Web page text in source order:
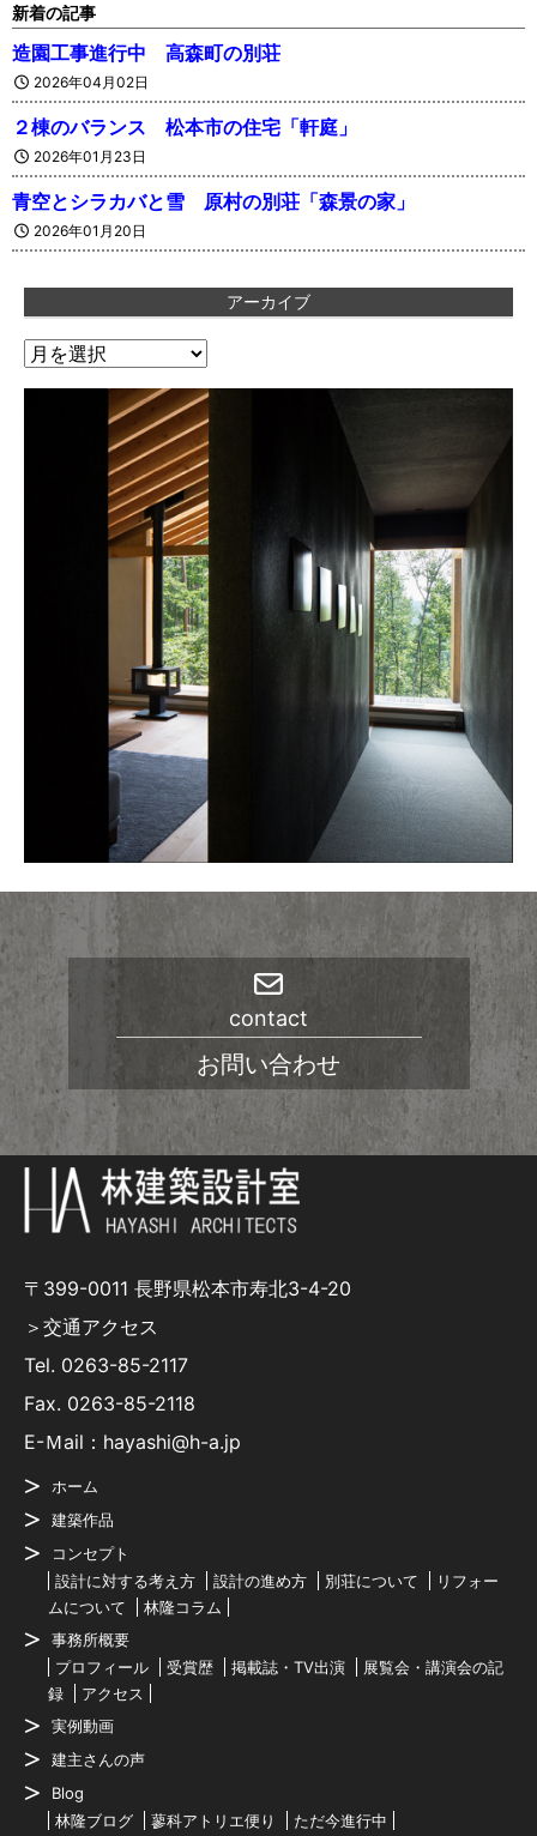
新着の記事
造園工事進行中 高森町の別荘
2026年04月02日
２棟のバランス 松本市の住宅「軒庭」
2026年01月23日
青空とシラカバと雪 原村の別荘「森景の家」
2026年01月20日
アーカイブ
ア
contact
お問い合わせ
〒399-0011 長野県松本市寿北3-4-20
＞交通アクセス
Tel. 0263-85-2117
Fax. 0263-85-2118
E-Ｍail：hayashi@h-a.jp
ホーム
建築作品
コンセプト
設計に対する考え方
設計の進め方 別荘について
リフォー
ムについて
林隆コラム
事務所概要
プロフィール
受賞歴 掲載誌・TV出演
展覧会・講演会の記
録
アクセス
実例動画
建主さんの声
Blog
林隆ブログ
蓼科アトリエ便り ただ今進行中